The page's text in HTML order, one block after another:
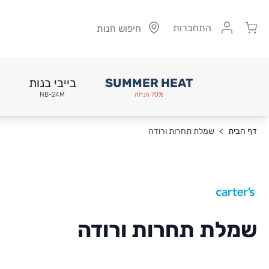
Cart התחברות חיפוש חנות
SUMMER HEAT
70% הנחה
בייבי בנות
NB-24M
דף הבית > שמלת תחרות ורודה
שמלת תחרות ורודה